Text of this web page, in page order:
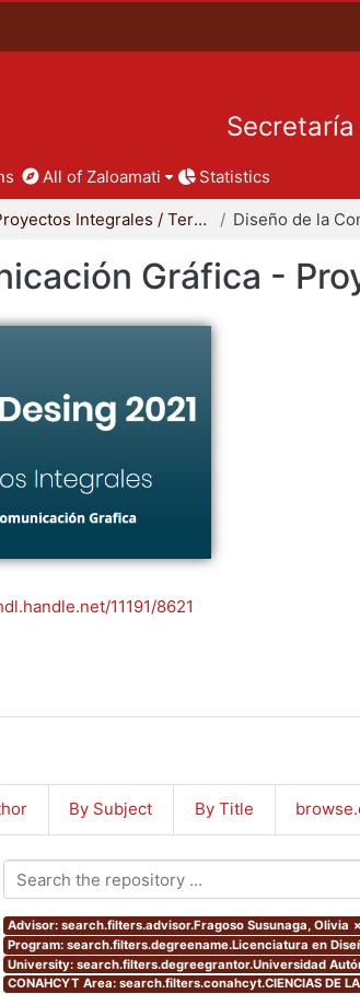
All of Zaloamati Statistics
Proyectos Integrales / Terminales - Licenciatura
Gráfica -
11191/8621
By Subject By Title
Advisor: search.filters.advisor.Fragoso Susunaga, Olivia ×
Program: search.filters.degreename.Licenciatura en
University: search.filters.degreegrantor.Universidad
CONAHCYT Area: search.filters.conahcyt.CIENCIAS DE